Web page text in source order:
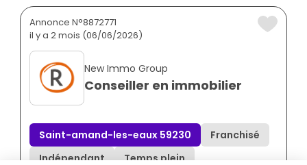
Annonce N°8872771
il y a 2 mois (06/06/2026)
New Immo Group
Conseiller en immobilier
Saint-amand-les-eaux 59230
Franchisé
Indépendant
Temps plein